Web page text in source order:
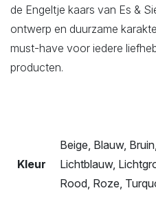
de Engeltje kaars van Es &
ontwerp en duurzame
must-have voor iedere
producten.
Kleur
Beige, Blauw,
Lichtblauw,
Rood, Roze,